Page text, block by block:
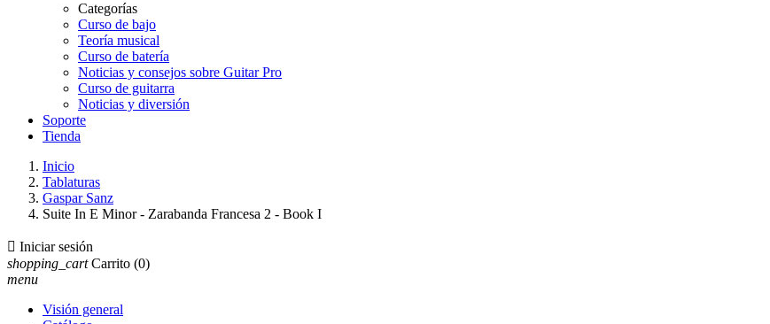
Categorías
Curso de bajo
Teoría musical
Curso de batería
Noticias y consejos sobre Guitar Pro
Curso de guitarra
Noticias y diversión
Soporte
Tienda
Inicio
Tablaturas
Gaspar Sanz
Suite In E Minor - Zarabanda Francesa 2 - Book I
 Iniciar sesión
shopping_cart Carrito (0)
menu
Visión general